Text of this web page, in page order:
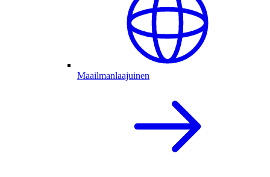
Maailmanlaajuinen